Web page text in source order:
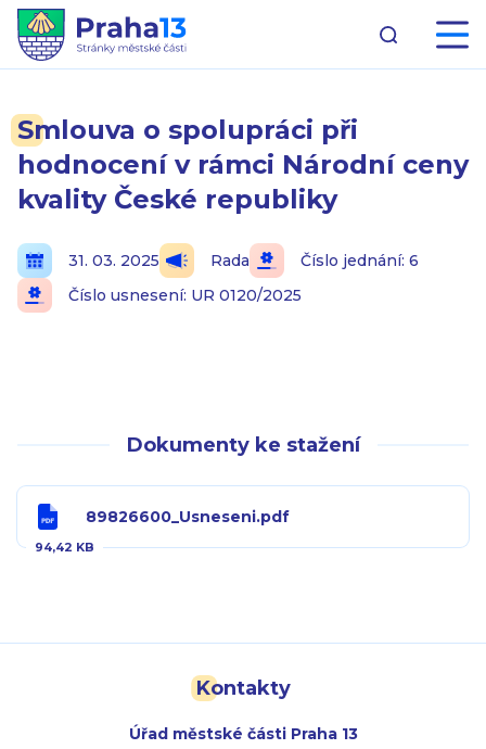
Smlouva o spolupráci při
hodnocení v rámci Národní ceny
kvality České republiky
31. 03. 2025 Rada
Číslo jednání: 6
Číslo usnesení: UR 0120/2025
Dokumenty ke stažení
89826600_Usneseni.pdf
94,42 KB
Kontakty
Úřad městské části Praha 13